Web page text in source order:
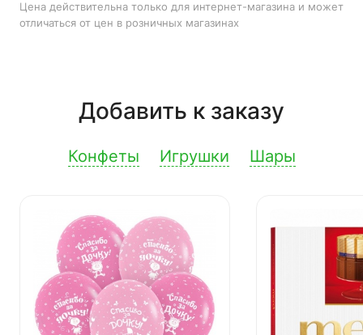
Цена действительна только для интернет-магазина и может
отличаться от цен в розничных магазинах
Добавить к заказу
Конфеты Игрушки Шары